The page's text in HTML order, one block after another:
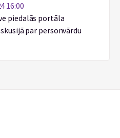
16:00
piedalās portāla
par personvārdu